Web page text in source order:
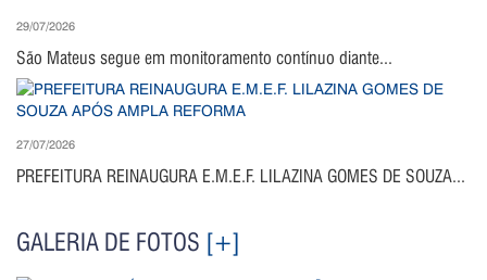
29/07/2026
São Mateus segue em monitoramento contínuo diante...
27/07/2026
PREFEITURA REINAUGURA E.M.E.F. LILAZINA GOMES DE SOUZA...
GALERIA DE FOTOS [+]